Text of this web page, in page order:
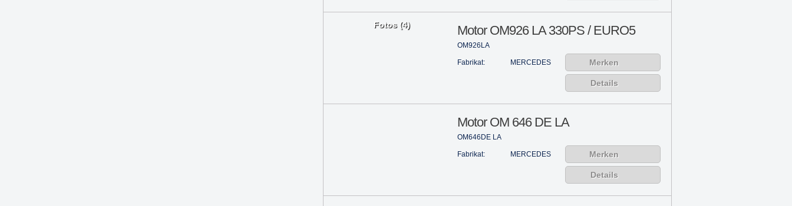
Fotos (4)
Merken
Details
Motor OM926 LA 330PS / EURO5
OM926LA
Fabrikat: MERCEDES
Merken
Details
Motor OM 646 DE LA
OM646DE LA
Fabrikat: MERCEDES